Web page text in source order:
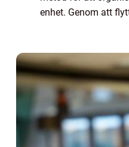
enhet. Genom att